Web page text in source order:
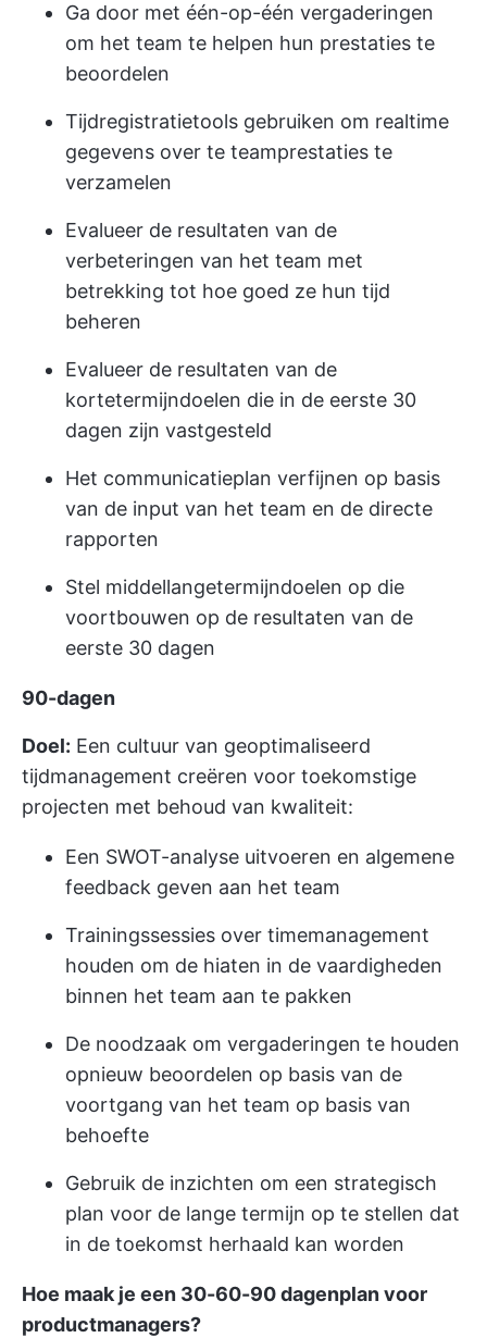
Ga door met één-op-één vergaderingen
om het team te helpen hun prestaties te
beoordelen
Tijdregistratietools gebruiken om realtime
gegevens over te teamprestaties te
verzamelen
Evalueer de resultaten van de
verbeteringen van het team met
betrekking tot hoe goed ze hun tijd
beheren
Evalueer de resultaten van de
kortetermijndoelen die in de eerste 30
dagen zijn vastgesteld
Het communicatieplan verfijnen op basis
van de input van het team en de directe
rapporten
Stel middellangetermijndoelen op die
voortbouwen op de resultaten van de
eerste 30 dagen
90-dagen
Doel: Een cultuur van geoptimaliseerd
tijdmanagement creëren voor toekomstige
projecten met behoud van kwaliteit:
Een SWOT-analyse uitvoeren en algemene
feedback geven aan het team
Trainingssessies over timemanagement
houden om de hiaten in de vaardigheden
binnen het team aan te pakken
De noodzaak om vergaderingen te houden
opnieuw beoordelen op basis van de
voortgang van het team op basis van
behoefte
Gebruik de inzichten om een strategisch
plan voor de lange termijn op te stellen dat
in de toekomst herhaald kan worden
Hoe maak je een 30-60-90 dagenplan voor
productmanagers?